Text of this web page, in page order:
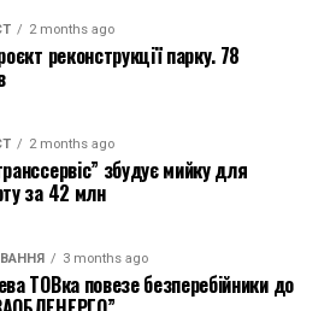
2 months ago
реконструкції парку. 78
2 months ago
збудує мийку для
за 42 млн
3 months ago
ТОВка повезе безперебійники до